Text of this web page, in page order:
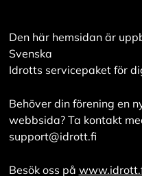
e
p
t
e
a
l
a
o
Den här hemsidan är
Svenska
Idrotts servicepaket för
Behöver din förening en
webbsida? Ta kontakt
support@idrott.fi
Besök oss på